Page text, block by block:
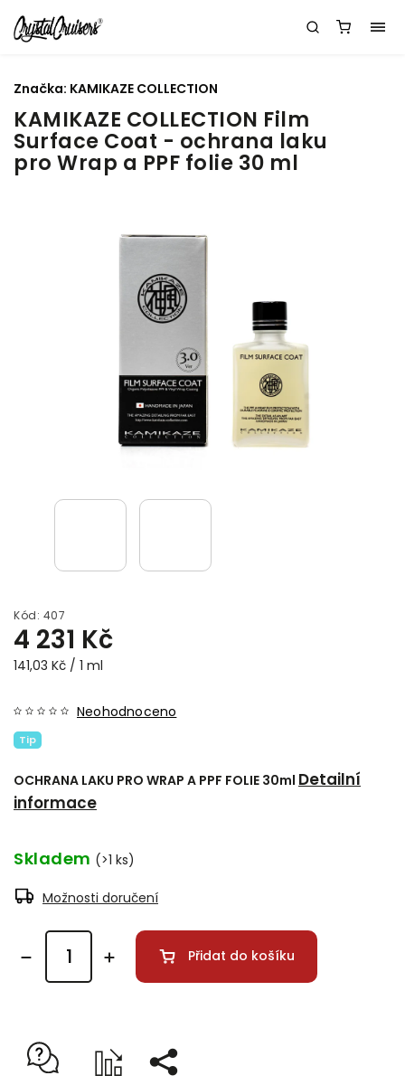
KAMIKAZE COLLECTION Film
Surface Coat - ochrana laku
pro Wrap a PPF folie 30 ml
Kód: 407
4 231 Kč
141,03 Kč / 1 ml
Tip
Neohodnoceno
OCHRANA LAKU PRO WRAP A PPF FOLIE 30ml Detailní
informace
Značka: KAMIKAZE COLLECTION
Skladem (>1 ks)
Možnosti doručení
Přidat do košíku